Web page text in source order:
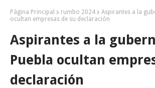
Página Principal rumbo 2024
Aspirantes a la
ocultan empresas de su declaración
Aspirantes a la
Puebla ocultan
declaración